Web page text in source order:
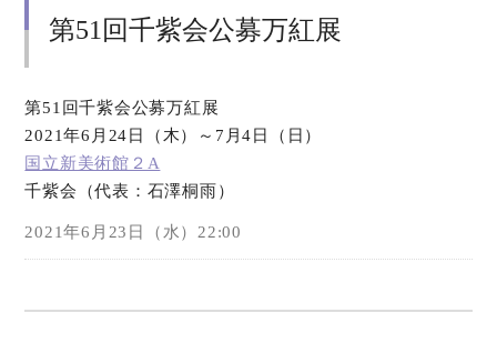
第51回千紫会公募万紅展
第51回千紫会公募万紅展
2021年6月24日（木）～7月4日（日）
国立新美術館２A
千紫会（代表：石澤桐雨）
2021年6月23日（水）22:00